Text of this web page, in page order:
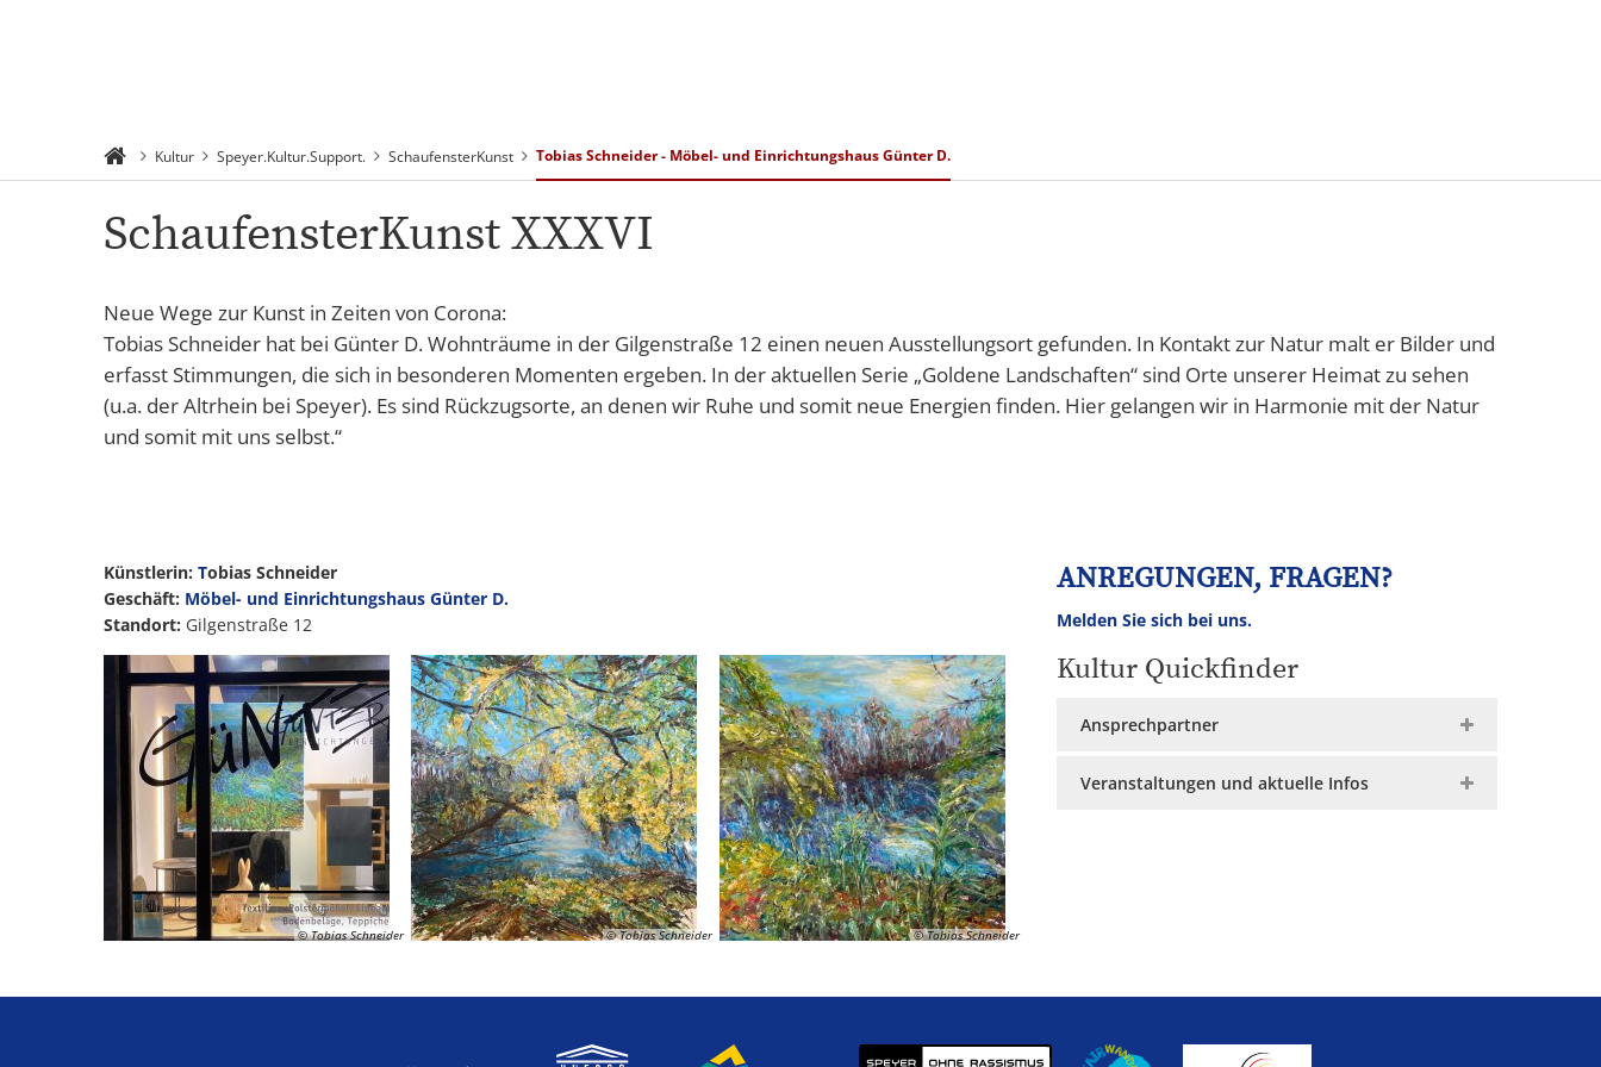
Kultur Speyer.Kultur.Support. SchaufensterKunst Tobias Schneider - Möbel- und Einrichtungshaus Günter D.
SchaufensterKunst XXXVI
Neue Wege zur Kunst in Zeiten von Corona:
Tobias Schneider hat bei Günter D. Wohnträume in der Gilgenstraße 12 einen neuen Ausstellungsort gefunden. In Kontakt zur Natur malt er Bilder und
erfasst Stimmungen, die sich in besonderen Momenten ergeben. In der aktuellen Serie „Goldene Landschaften“ sind Orte unserer Heimat zu sehen
(u.a. der Altrhein bei Speyer). Es sind Rückzugsorte, an denen wir Ruhe und somit neue Energien finden. Hier gelangen wir in Harmonie mit der Natur
und somit mit uns selbst.“
Künstlerin: Tobias Schneider
Geschäft: Möbel- und Einrichtungshaus Günter D.
Standort: Gilgenstraße 12
© Tobias Schneider © Tobias Schneider © Tobias Schneider
ANREGUNGEN, FRAGEN?
Melden Sie sich bei uns.
Kultur Quickfinder
Ansprechpartner
Veranstaltungen und aktuelle Infos